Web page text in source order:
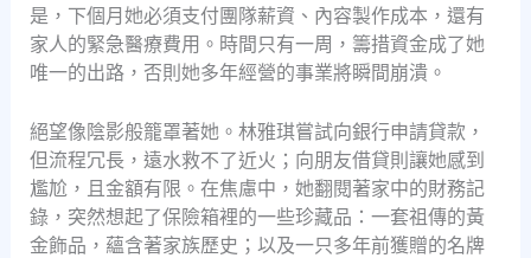
是，下個月她必須支付團隊薪資、內容製作成本，還有
家人的緊急醫療費用。時間只有一周，籌措資金成了她
唯一的出路，否則她多年經營的事業將瞬間崩潰。
絕望像陰影般籠罩著她。林雅琪嘗試向銀行申請貸款，
但流程冗長，遠水救不了近火；向朋友借貸則讓她感到
尷尬，且金額有限。在焦慮中，她翻閱著家中的財務記
錄，突然想起了保險箱裡的一些珍藏品：一套祖傳的黃
金飾品，蘊含著家族歷史；以及一只多年前獲贈的名牌